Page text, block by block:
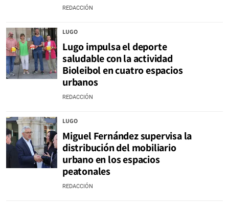
REDACCIÓN
LUGO
Lugo impulsa el deporte
saludable con la actividad
Bioleibol en cuatro espacios
urbanos
REDACCIÓN
LUGO
Miguel Fernández supervisa la
distribución del mobiliario
urbano en los espacios
peatonales
REDACCIÓN